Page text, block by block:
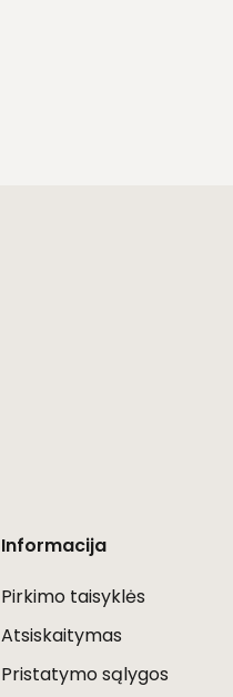
Informacija
Pirkimo taisyklės
Atsiskaitymas
Pristatymo sąlygos